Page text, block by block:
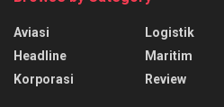
Aviasi
Headline
Korporasi
Logistik
Maritim
Review